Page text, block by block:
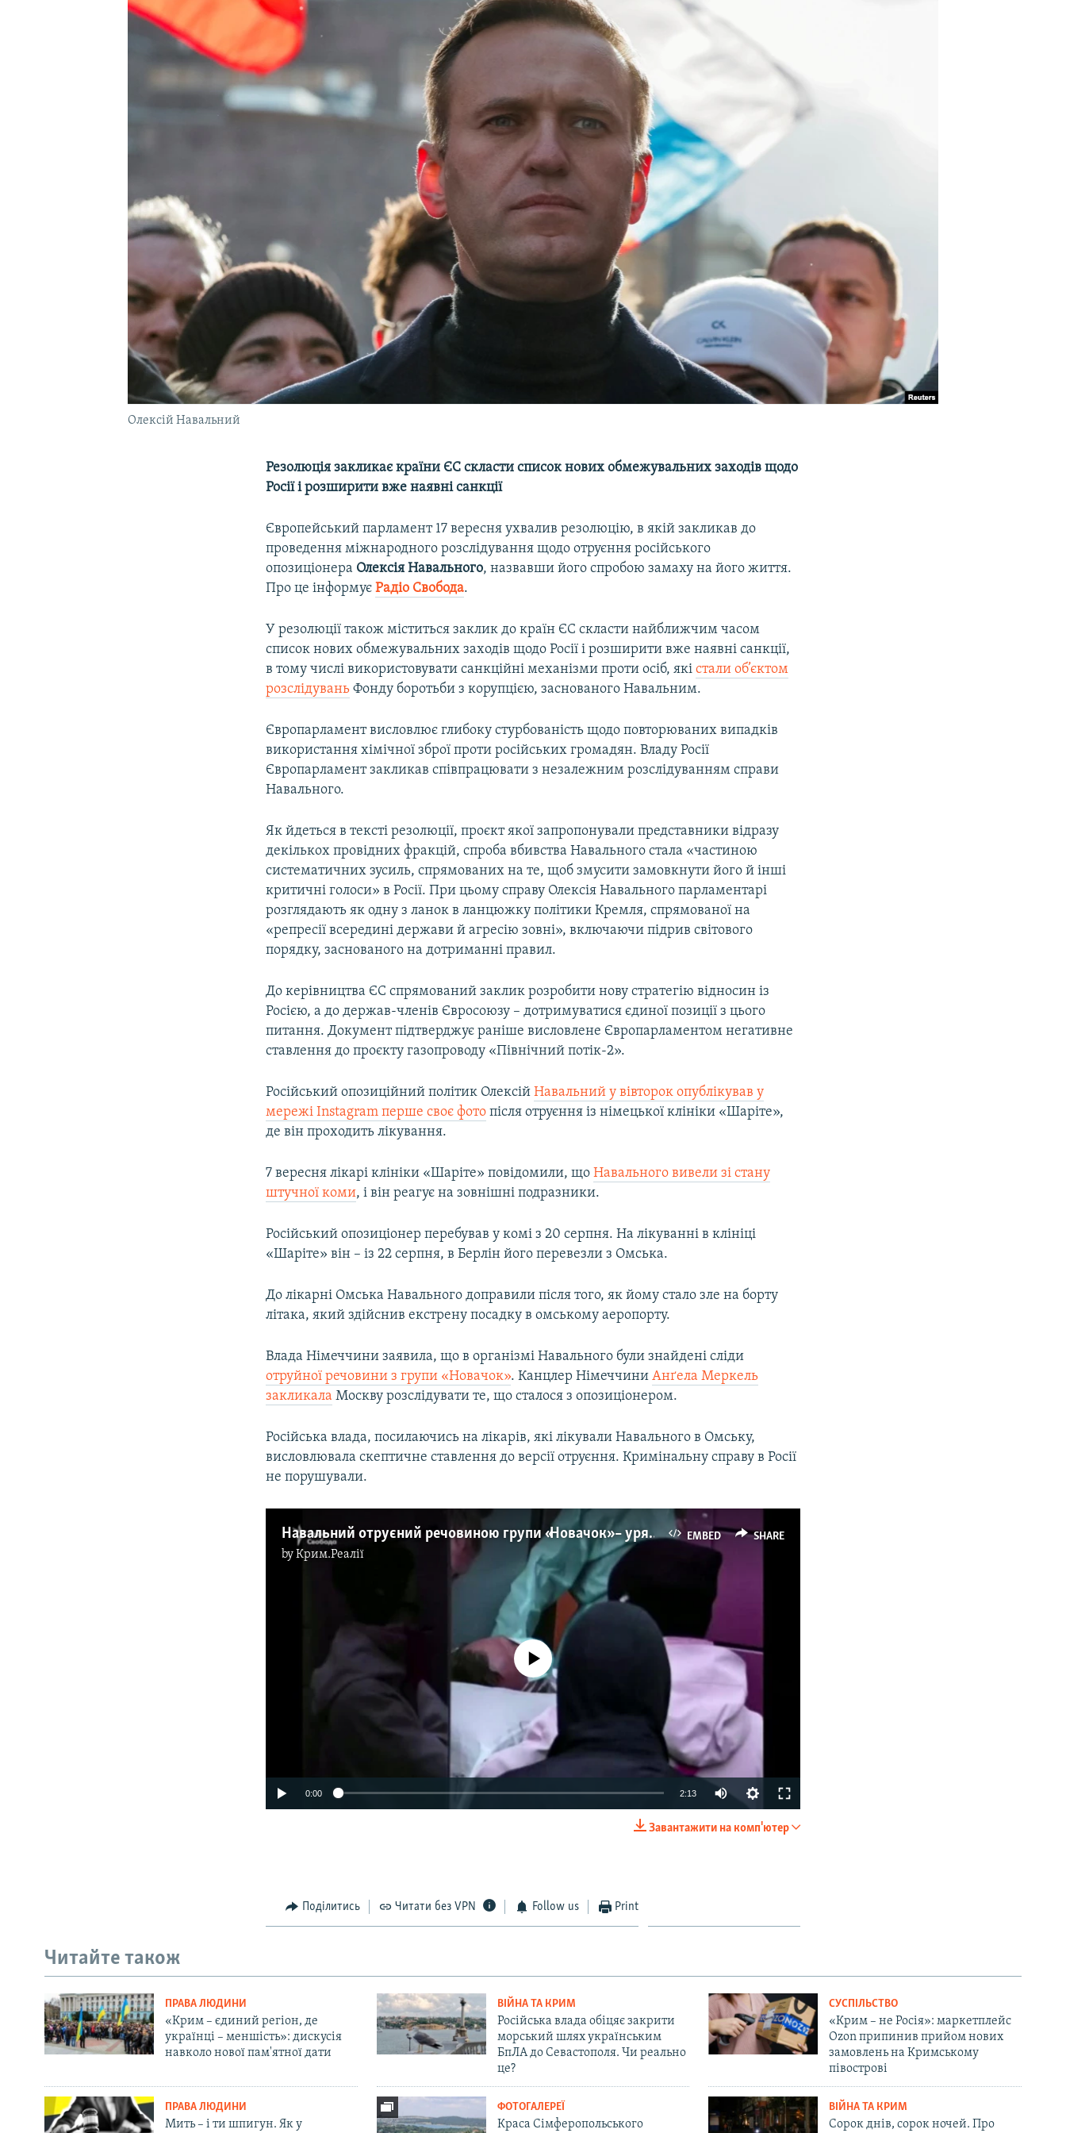
Олексій Навальний
Резолюція закликає країни ЄС скласти список нових обмежувальних заходів щодо
Росії і розширити вже наявні санкції
Європейський парламент 17 вересня ухвалив резолюцію, в якій закликав до
проведення міжнародного розслідування щодо отруєння російського
опозиціонера Олексія Навального, назвавши його спробою замаху на його життя.
Про це інформуєРадіо Свобода.
У резолюції також міститься заклик до країн ЄС скласти найближчим часом
список нових обмежувальних заходів щодо Росії і розширити вже наявні санкції,
в тому числі використовувати санкційні механізми проти осіб, якістали об’єктом
розслідувань Фонду боротьби з корупцією, заснованого Навальним.
Європарламент висловлює глибоку стурбованість щодо повторюваних випадків
використання хімічної зброї проти російських громадян. Владу Росії
Європарламент закликав співпрацювати з незалежним розслідуванням справи
Навального.
Як йдеться в тексті резолюції, проєкт якої запропонували представники відразу
декількох провідних фракцій, спроба вбивства Навального стала «частиною
систематичних зусиль, спрямованих на те, щоб змусити замовкнути його й інші
критичні голоси» в Росії. При цьому справу Олексія Навального парламентарі
розглядають як одну з ланок в ланцюжку політики Кремля, спрямованої на
«репресії всередині держави й агресію зовні», включаючи підрив світового
порядку, заснованого на дотриманні правил.
До керівництва ЄС спрямований заклик розробити нову стратегію відносин із
Росією, а до держав-членів Євросоюзу – дотримуватися єдиної позиції з цього
питання. Документ підтверджує раніше висловлене Європарламентом негативне
ставлення до проєкту газопроводу «Північний потік-2».
Російський опозиційний політик ОлексійНавальний у вівторок опублікував у
мережі Instagram перше своє фото після отруєння із німецької клініки «Шаріте»,
де він проходить лікування.
7 вересня лікарі клініки «Шаріте» повідомили, щоНавального вивели зі стану
штучної коми, і він реагує на зовнішні подразники.
Російський опозиціонер перебував у комі з 20 серпня. На лікуванні в клініці
«Шаріте» він – із 22 серпня, в Берлін його перевезли з Омська.
До лікарні Омська Навального доправили після того, як йому стало зле на борту
літака, який здійснив екстрену посадку в омському аеропорту.
Влада Німеччини заявила, що в організмі Навального були знайдені сліди
отруйної речовини з групи «Новачок». Канцлер НімеччиниАнґела Меркель
закликала Москву розслідувати те, що сталося з опозиціонером.
Російська влада, посилаючись на лікарів, які лікували Навального в Омську,
висловлювала скептичне ставлення до версії отруєння. Кримінальну справу в Росії
не порушували.
EMBED SHARE
Навальний отруєний речовиною групи «Новачок» – уряд Німеччини
byКрим.Реалії
Auto 240p 360p 480p
No media source currently available
0:00 2:13
810p
Завантажити на комп'ютер
Поділитись Читати без VPN Follow us Print
Читайте також
ПРАВА ЛЮДИНИ
«Крим – єдиний регіон, де
українці – меншість»: дискусія
навколо нової пам'ятної дати
ВІЙНА ТА КРИМ
Російська влада обіцяє закрити
морський шлях українським
БпЛА до Севастополя. Чи реально
це?
СУСПІЛЬСТВО
«Крим – не Росія»: маркетплейс
Ozon припинив прийом нових
замовлень на Кримському
півострові
ПРАВА ЛЮДИНИ
Мить – і ти шпигун. Як у
ФОТОГАЛЕРЕЇ
Краса Сімферопольського
ВІЙНА ТА КРИМ
Сорок днів, сорок ночей. Про